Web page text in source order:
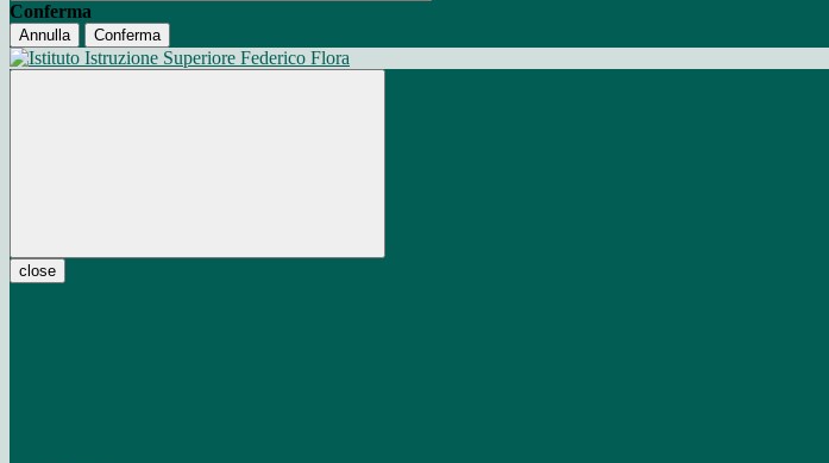
Conferma
Annulla Conferma
close